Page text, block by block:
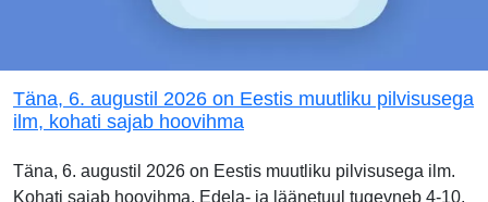
Täna, 6. augustil 2026 on Eestis muutliku pilvisusega
ilm, kohati sajab hoovihma
Täna, 6. augustil 2026 on Eestis muutliku pilvisusega ilm.
Kohati sajab hoovihma. Edela- ja läänetuul tugevneb 4-10,